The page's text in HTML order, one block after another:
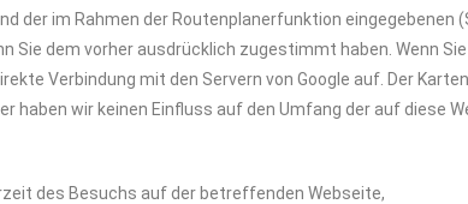
der im Rahmen der Routenplanerfunktion
Sie dem vorher ausdrücklich zugestimmt haben. Wenn
Verbindung mit den Servern von Google auf. Der
haben wir keinen Einfluss auf den Umfang der auf diese
des Besuchs auf der betreffenden Webseite,